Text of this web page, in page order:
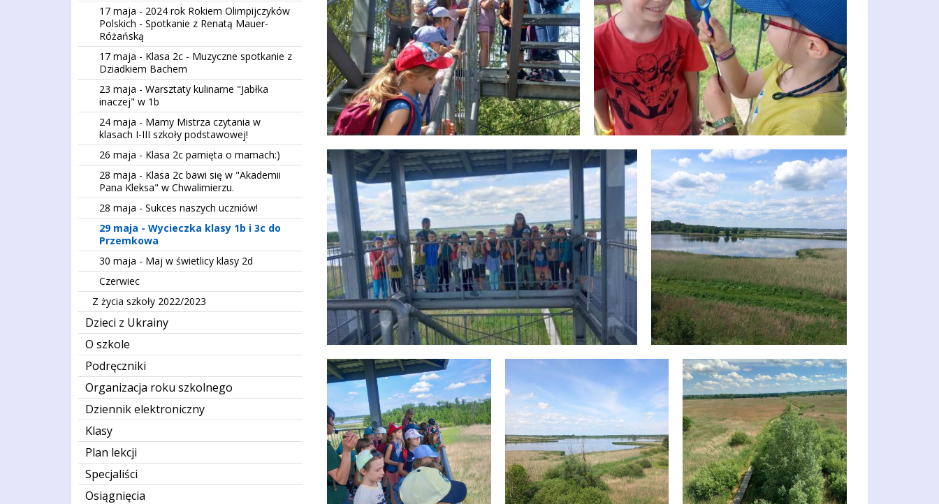
17 maja - 2024 rok Rokiem Olimpijczyków
Polskich - Spotkanie z Renatą Mauer-
Różańską
17 maja - Klasa 2c - Muzyczne spotkanie z
Dziadkiem Bachem
23 maja - Warsztaty kulinarne "Jabłka
inaczej" w 1b
24 maja - Mamy Mistrza czytania w
klasach I-III szkoły podstawowej!
26 maja - Klasa 2c pamięta o mamach:)
28 maja - Klasa 2c bawi się w "Akademii
Pana Kleksa" w Chwalimierzu.
28 maja - Sukces naszych uczniów!
29 maja - Wycieczka klasy 1b i 3c do
Przemkowa
30 maja - Maj w świetlicy klasy 2d
Czerwiec
Z życia szkoły 2022/2023
Dzieci z Ukrainy
O szkole
Podręczniki
Organizacja roku szkolnego
Dziennik elektroniczny
Klasy
Plan lekcji
Specjaliści
Osiągnięcia